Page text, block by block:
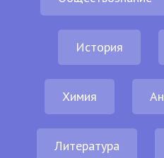
История
Химия
Литература